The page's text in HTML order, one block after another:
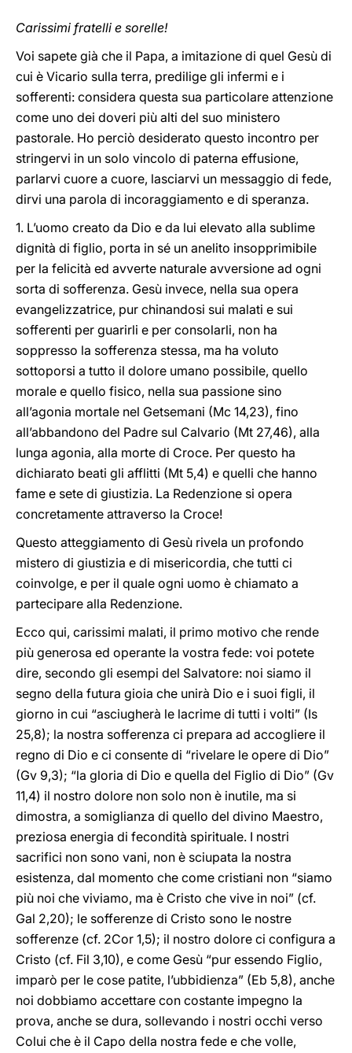
Carissimi fratelli e sorelle!
Voi sapete già che il Papa, a imitazione di quel Gesù di
cui è Vicario sulla terra, predilige gli infermi e i
sofferenti: considera questa sua particolare attenzione
come uno dei doveri più alti del suo ministero
pastorale. Ho perciò desiderato questo incontro per
stringervi in un solo vincolo di paterna effusione,
parlarvi cuore a cuore, lasciarvi un messaggio di fede,
dirvi una parola di incoraggiamento e di speranza.
1. L’uomo creato da Dio e da lui elevato alla sublime
dignità di figlio, porta in sé un anelito insopprimibile
per la felicità ed avverte naturale avversione ad ogni
sorta di sofferenza. Gesù invece, nella sua opera
evangelizzatrice, pur chinandosi sui malati e sui
sofferenti per guarirli e per consolarli, non ha
soppresso la sofferenza stessa, ma ha voluto
sottoporsi a tutto il dolore umano possibile, quello
morale e quello fisico, nella sua passione sino
all’agonia mortale nel Getsemani (Mc 14,23), fino
all’abbandono del Padre sul Calvario (Mt 27,46), alla
lunga agonia, alla morte di Croce. Per questo ha
dichiarato beati gli afflitti (Mt 5,4) e quelli che hanno
fame e sete di giustizia. La Redenzione si opera
concretamente attraverso la Croce!
Questo atteggiamento di Gesù rivela un profondo
mistero di giustizia e di misericordia, che tutti ci
coinvolge, e per il quale ogni uomo è chiamato a
partecipare alla Redenzione.
Ecco qui, carissimi malati, il primo motivo che rende
più generosa ed operante la vostra fede: voi potete
dire, secondo gli esempi del Salvatore: noi siamo il
segno della futura gioia che unirà Dio e i suoi figli, il
giorno in cui “asciugherà le lacrime di tutti i volti” (Is
25,8); la nostra sofferenza ci prepara ad accogliere il
regno di Dio e ci consente di “rivelare le opere di Dio”
(Gv 9,3); “la gloria di Dio e quella del Figlio di Dio” (Gv
11,4) il nostro dolore non solo non è inutile, ma si
dimostra, a somiglianza di quello del divino Maestro,
preziosa energia di fecondità spirituale. I nostri
sacrifici non sono vani, non è sciupata la nostra
esistenza, dal momento che come cristiani non “siamo
più noi che viviamo, ma è Cristo che vive in noi” (cf.
Gal 2,20); le sofferenze di Cristo sono le nostre
sofferenze (cf. 2Cor 1,5); il nostro dolore ci configura a
Cristo (cf. Fil 3,10), e come Gesù “pur essendo Figlio,
imparò per le cose patite, l’ubbidienza” (Eb 5,8), anche
noi dobbiamo accettare con costante impegno la
prova, anche se dura, sollevando i nostri occhi verso
Colui che è il Capo della nostra fede e che volle,